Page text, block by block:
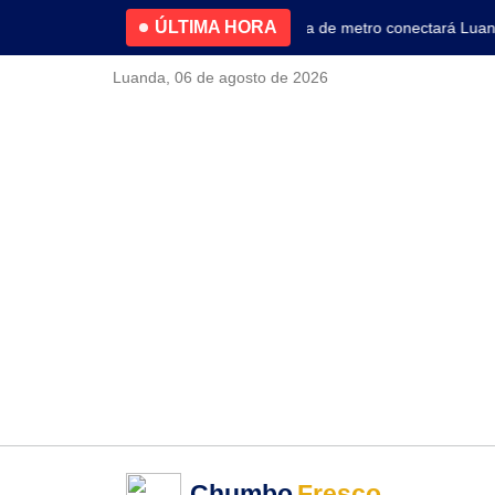
ÚLTIMA HORA
4.2% no primeiro trimestreNova linha de metro conectará
Luanda, 06 de agosto de 2026